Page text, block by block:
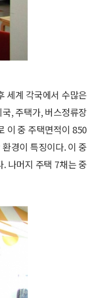
세계 각국에서 수많은
, 주택가, 버스정류장
이 중 주택면적이 850
경이 특징이다. 이 중
나머지 주택 7채는 중